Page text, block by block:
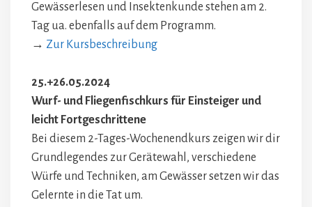
Gewässerlesen und Insektenkunde stehen am 2.
Tag ua. ebenfalls auf dem Programm.
→ Zur Kursbeschreibung
25.+26.05.2024
Wurf- und Fliegenfischkurs für Einsteiger und
leicht Fortgeschrittene
Bei diesem 2-Tages-Wochenendkurs zeigen wir dir
Grundlegendes zur Gerätewahl, verschiedene
Würfe und Techniken, am Gewässer setzen wir das
Gelernte in die Tat um.